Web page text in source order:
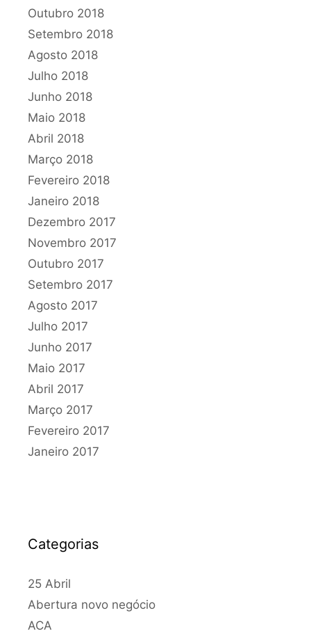
Outubro 2018
Setembro 2018
Agosto 2018
Julho 2018
Junho 2018
Maio 2018
Abril 2018
Março 2018
Fevereiro 2018
Janeiro 2018
Dezembro 2017
Novembro 2017
Outubro 2017
Setembro 2017
Agosto 2017
Julho 2017
Junho 2017
Maio 2017
Abril 2017
Março 2017
Fevereiro 2017
Janeiro 2017
Categorias
25 Abril
Abertura novo negócio
ACA